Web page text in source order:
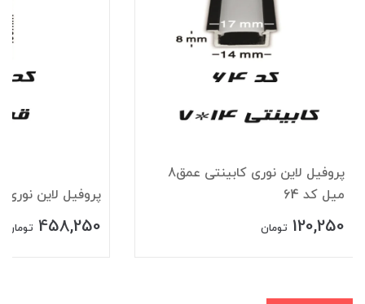
پروفیل لاین نوری کابینتی عمق8
میل کد 64
120,250 تومان
پروفیل لاین نوری
458,250 تومان